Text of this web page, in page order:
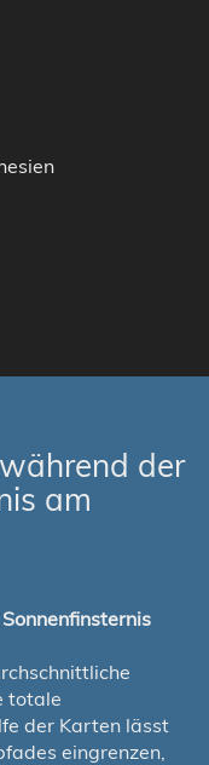
der
am
totale
der Karten lässt
eingrenzen,